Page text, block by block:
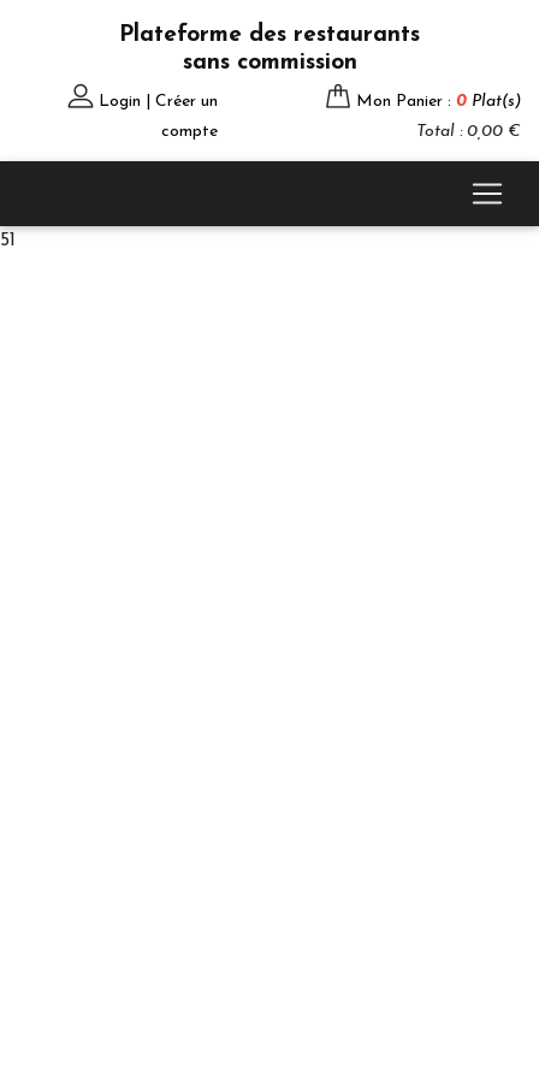
Plateforme des restaurants
sans commission
Login | Créer un
compte
Mon Panier : 0 Plat(s)
Total : 0,00 €
51